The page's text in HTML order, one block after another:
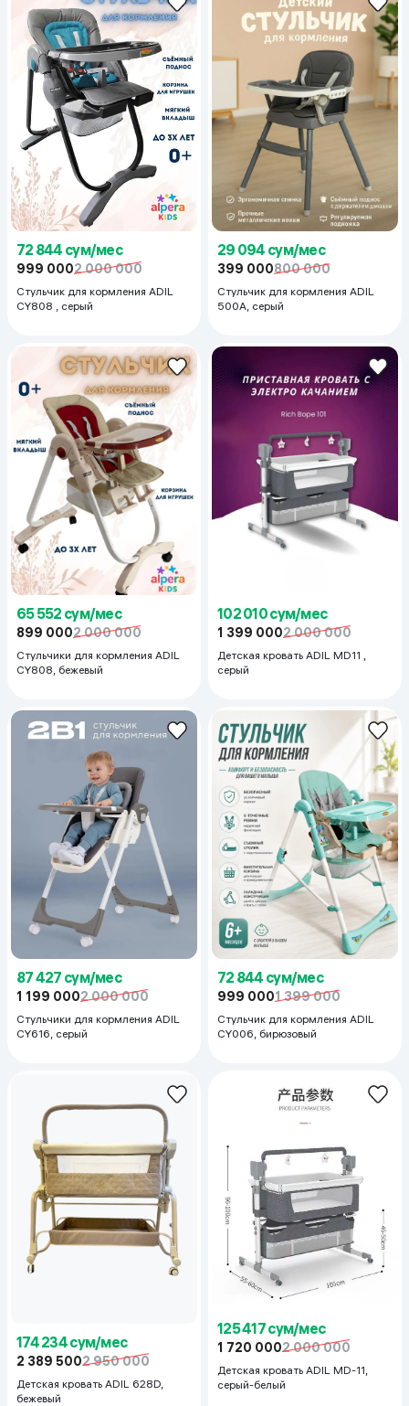
72 844 сум/мес
999 0002 000 000
Стульчик для кормления ADIL
CY808 , серый
29 094 сум/мес
399 000800 000
Стульчик для кормления ADIL
500A, серый
65 552 сум/мес
899 0002 000 000
Стульчики для кормления ADIL
CY808, бежевый
102 010 сум/мес
1 399 0002 000 000
Детская кровать ADIL MD11 ,
серый
87 427 сум/мес
1 199 0002 000 000
Стульчики для кормления ADIL
CY616, серый
72 844 сум/мес
999 0001 399 000
Стульчик для кормления ADIL
CY006, бирюзовый
174 234 сум/мес
2 389 5002 950 000
Детская кровать ADIL 628D,
бежевый
125 417 сум/мес
1 720 0002 000 000
Детская кровать ADIL MD-11,
серый-белый